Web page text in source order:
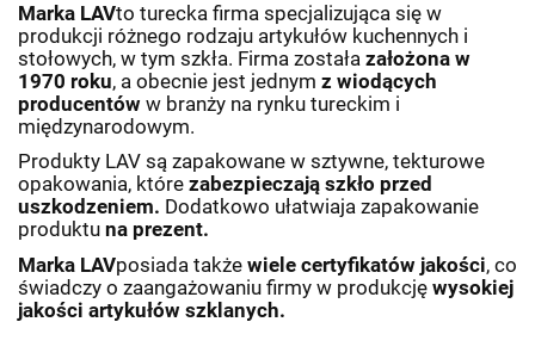
Marka LAVto turecka firma specjalizująca się w
produkcji różnego rodzaju artykułów kuchennych i
stołowych, w tym szkła. Firma została założona w
1970 roku, a obecnie jest jednym z wiodących
producentów w branży na rynku tureckim i
międzynarodowym.
Produkty LAV są zapakowane w sztywne, tekturowe
opakowania, które zabezpieczają szkło przed
uszkodzeniem. Dodatkowo ułatwiaja zapakowanie
produktu na prezent.
Marka LAVposiada także wiele certyfikatów jakości, co
świadczy o zaangażowaniu firmy w produkcję wysokiej
jakości artykułów szklanych.